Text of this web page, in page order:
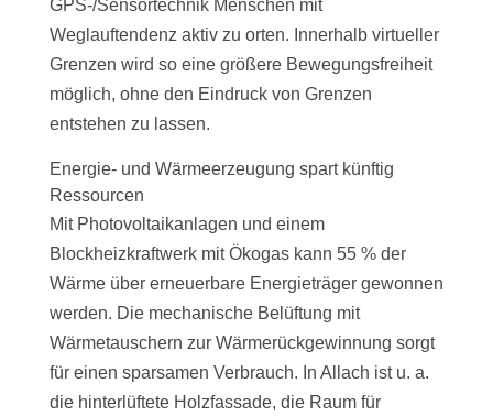
GPS-/Sensortechnik Menschen mit
Weglauftendenz aktiv zu orten. Innerhalb virtueller
Grenzen wird so eine größere Bewegungsfreiheit
möglich, ohne den Eindruck von Grenzen
entstehen zu lassen.
Energie- und Wärmeerzeugung spart künftig
Ressourcen
Mit Photovoltaikanlagen und einem
Blockheizkraftwerk mit Ökogas kann 55 % der
Wärme über erneuerbare Energieträger gewonnen
werden. Die mechanische Belüftung mit
Wärmetauschern zur Wärmerückgewinnung sorgt
für einen sparsamen Verbrauch. In Allach ist u. a.
die hinterlüftete Holzfassade, die Raum für